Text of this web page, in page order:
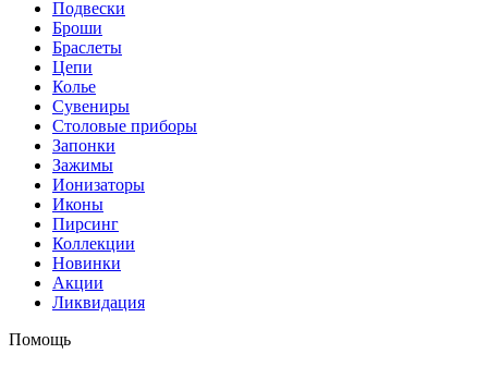
Подвески
Броши
Браслеты
Цепи
Колье
Сувениры
Столовые приборы
Запонки
Зажимы
Ионизаторы
Иконы
Пирсинг
Коллекции
Новинки
Акции
Ликвидация
Помощь